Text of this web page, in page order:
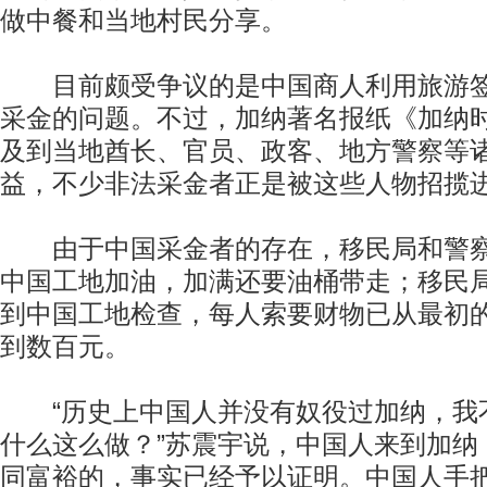
做中餐和当地村民分享。
目前颇受争议的是中国商人利用旅游
采金的问题。不过，加纳著名报纸《加纳
及到当地酋长、官员、政客、地方警察等
益，不少非法采金者正是被这些人物招揽
由于中国采金者的存在，移民局和警
中国工地加油，加满还要油桶带走；移民
到中国工地检查，每人索要财物已从最初
到数百元。
“历史上中国人并没有奴役过加纳，我
什么这么做？”苏震宇说，中国人来到加
同富裕的，事实已经予以证明。中国人手